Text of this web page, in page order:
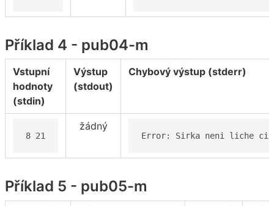
Příklad 4 - pub04-m
Vstupní
hodnoty
(stdin)
Výstup
(stdout)
Chybový výstup (stderr)
8 21
žádný
Error: Sirka neni liche
Příklad 5 - pub05-m